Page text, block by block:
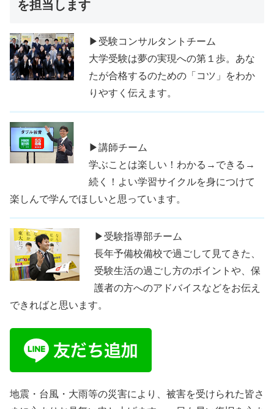
を担当します
▶受験コンサルタントチーム
大学受験は夢の実現への第１歩。あな
たが合格するのための「コツ」をわか
りやすく伝えます。
▶講師チーム
学ぶことは楽しい！わかる→できる→
続く！よい学習サイクルを身につけて
楽しんで学んでほしいと思っています。
▶受験指導部チーム
長年予備校備校で過ごして見てきた、
受験生活の過ごし方のポイントや、保
護者の方へのアドバイスなどをお伝え
できればと思います。
地震・台風・大雨等の災害により、被害を受けられた皆さ